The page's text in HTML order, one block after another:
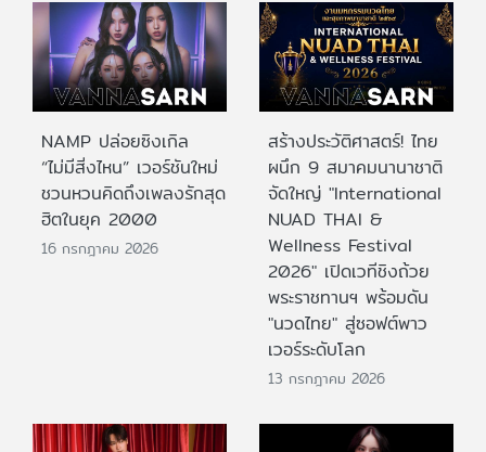
NAMP ปล่อยซิงเกิล
“ไม่มีสิ่งไหน” เวอร์ชันใหม่
ชวนหวนคิดถึงเพลงรักสุด
ฮิตในยุค 2000
16 กรกฎาคม 2026
สร้างประวัติศาสตร์! ไทย
ผนึก 9 สมาคมนานาชาติ
จัดใหญ่ "International
NUAD THAI &
Wellness Festival
2026" เปิดเวทีชิงถ้วย
พระราชทานฯ พร้อมดัน
"นวดไทย" สู่ซอฟต์พาว
เวอร์ระดับโลก
13 กรกฎาคม 2026